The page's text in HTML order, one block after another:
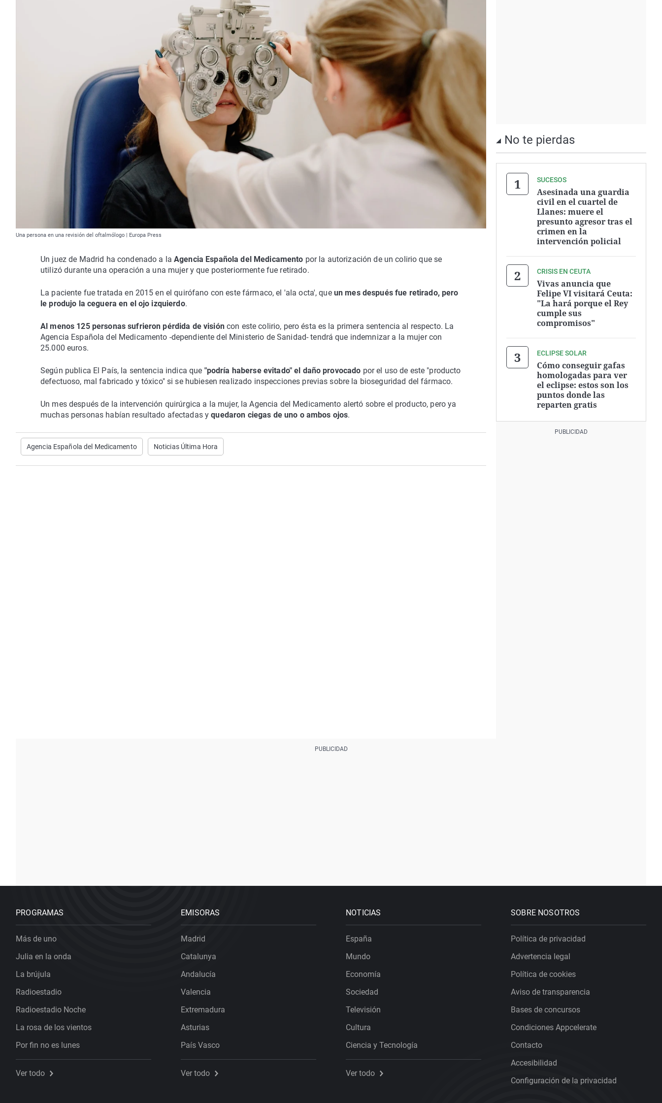
Una persona en una revisión del oftalmólogo | Europa Press
Un juez de Madrid ha condenado a laAgencia Española del Medicamento por la autorización de un colirio que se
utilizó durante una operación a una mujer y que posteriormente fue retirado.
La paciente fue tratada en 2015 en el quirófano con este fármaco, el 'ala octa', que un mes después fue retirado, pero
le produjo la ceguera en el ojo izquierdo.
Al menos 125 personas sufrieron pérdida de visióncon este colirio, pero ésta es la primera sentencia al respecto. La
Agencia Española del Medicamento -dependiente del Ministerio de Sanidad- tendrá que indemnizar a la mujer con
25.000 euros.
Según publica El País, la sentencia indica que "podría haberse evitado" el daño provocado por el uso de este "producto
defectuoso, mal fabricado y tóxico" si se hubiesen realizado inspecciones previas sobre la bioseguridad del fármaco.
Un mes después de la intervención quirúrgica a la mujer, la Agencia del Medicamento alertó sobre el producto, pero ya
muchas personas habían resultado afectadas yquedaron ciegas de uno o ambos ojos.
Agencia Española del Medicamento Noticias Última Hora
No te pierdas
SUCESOS
Asesinada una guardia
civil en el cuartel de
Llanes: muere el
presunto agresor tras el
crimen en la
intervención policial
CRISIS EN CEUTA
Vivas anuncia que
Felipe VI visitará Ceuta:
"La hará porque el Rey
cumple sus
compromisos"
ECLIPSE SOLAR
Cómo conseguir gafas
homologadas para ver
el eclipse: estos son los
puntos donde las
reparten gratis
PROGRAMAS
Más de uno
Julia en la onda
La brújula
Radioestadio
Radioestadio Noche
La rosa de los vientos
Por fin no es lunes
Ver todo
EMISORAS
Madrid
Catalunya
Andalucía
Valencia
Extremadura
Asturias
País Vasco
Ver todo
NOTICIAS
España
Mundo
Economía
Sociedad
Televisión
Cultura
Ciencia y Tecnología
Ver todo
SOBRE NOSOTROS
Política de privacidad
Advertencia legal
Política de cookies
Aviso de transparencia
Bases de concursos
Condiciones Appcelerate
Contacto
Accesibilidad
Configuración de la privacidad